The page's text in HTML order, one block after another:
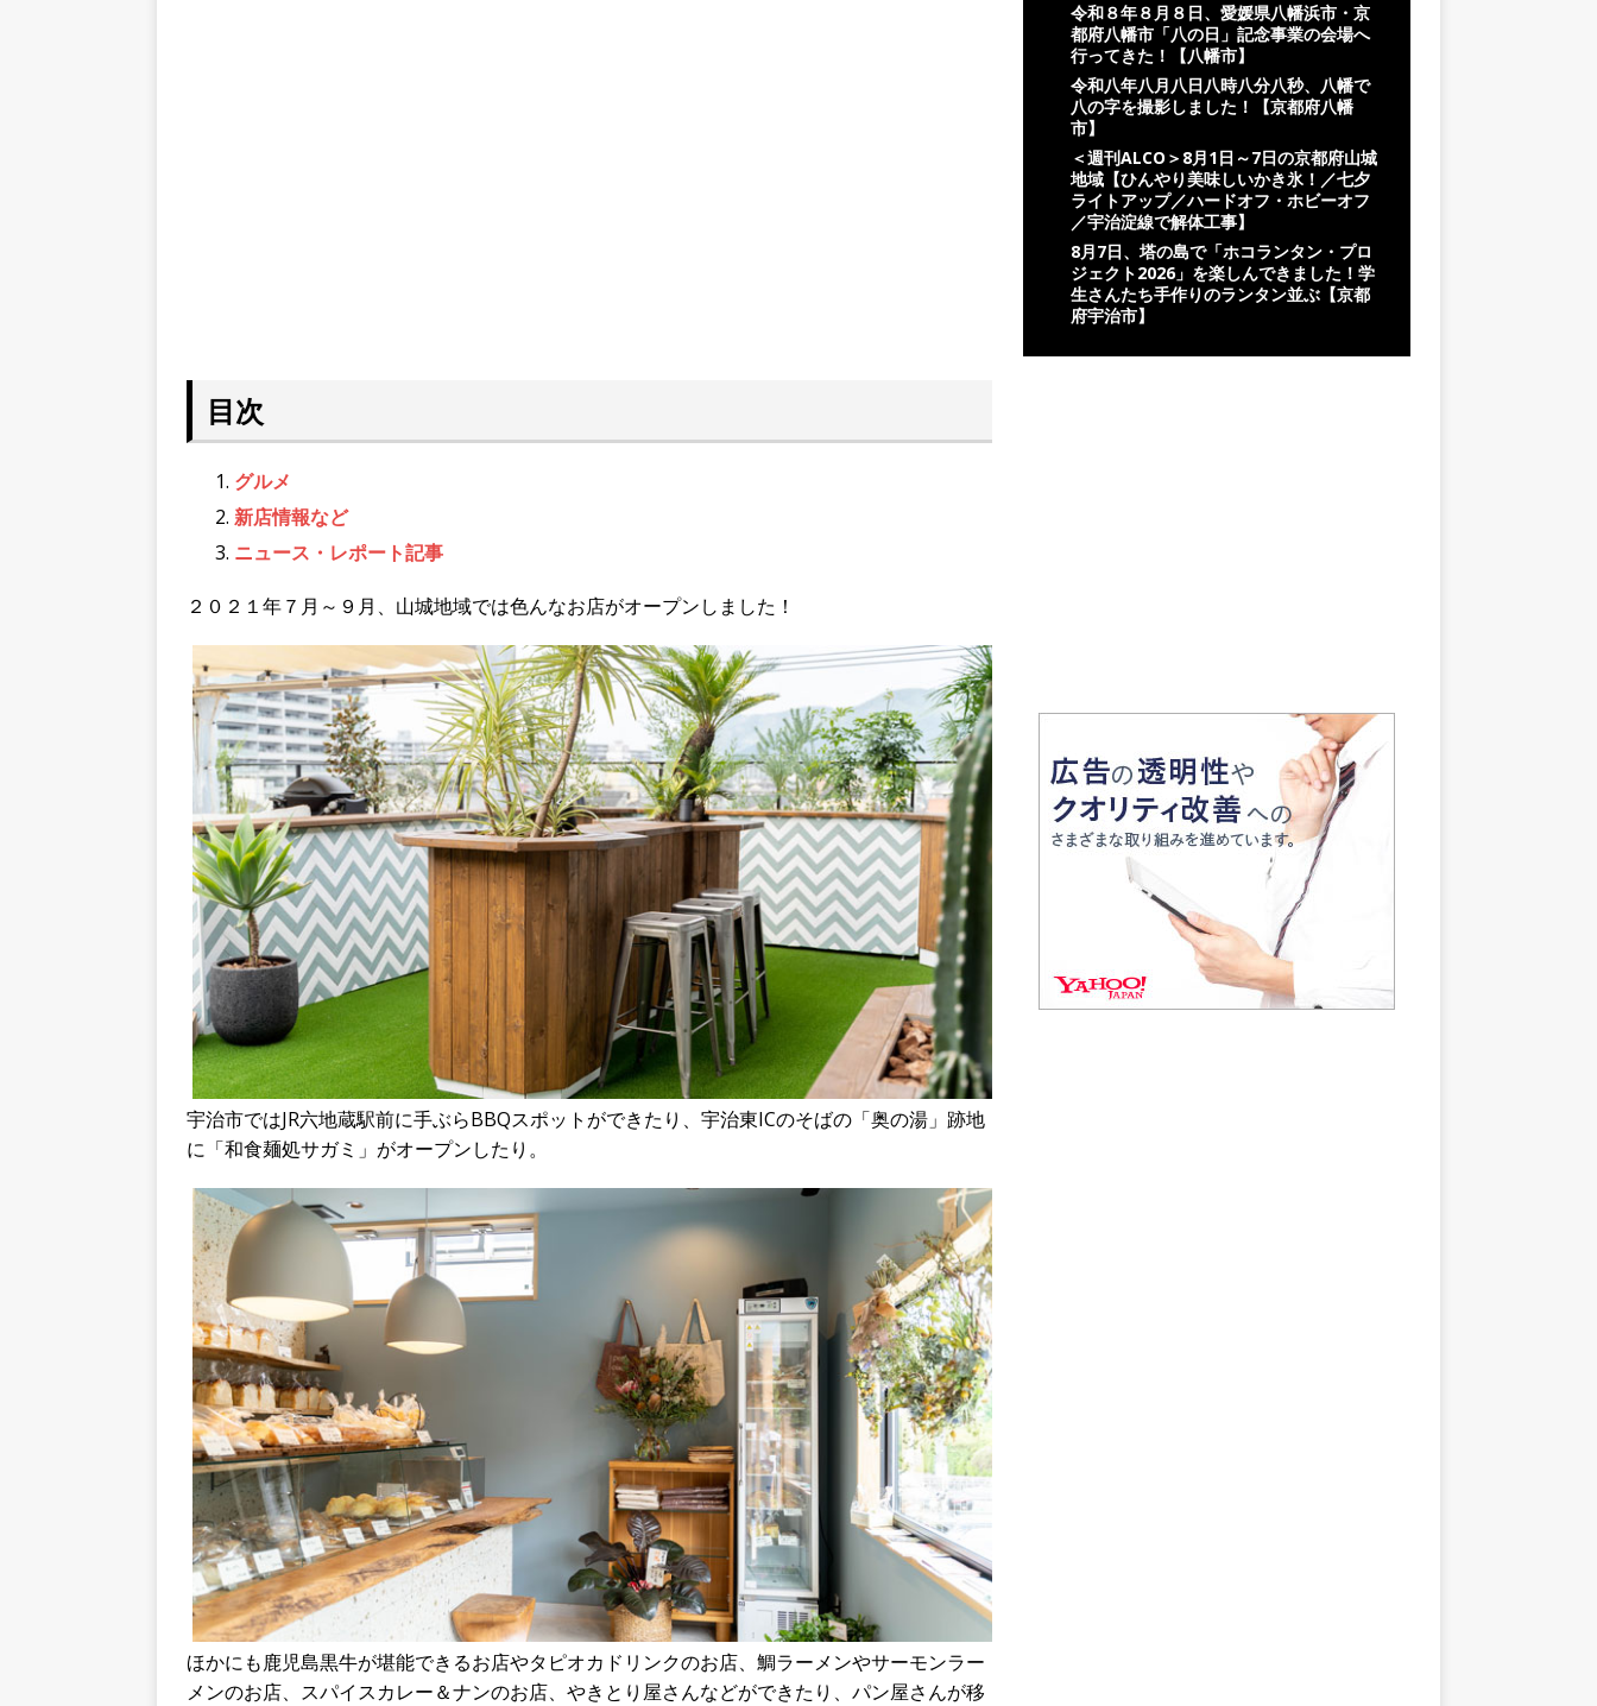
目次
グルメ
新店情報など
ニュース・レポート記事
２０２１年７月～９月、山城地域では色んなお店がオープンしました！
宇治市ではJR六地蔵駅前に手ぶらBBQスポットができたり、宇治東ICのそばの「奥の湯」跡地
に「和食麺処サガミ」がオープンしたり。
ほかにも鹿児島黒牛が堪能できるお店やタピオカドリンクのお店、鯛ラーメンやサーモンラー
メンのお店、スパイスカレー＆ナンのお店、やきとり屋さんなどができたり、パン屋さんが移
令和８年８月８日、愛媛県八幡浜市・京
都府八幡市「八の日」記念事業の会場へ
行ってきた！【八幡市】
令和八年八月八日八時八分八秒、八幡で
八の字を撮影しました！【京都府八幡
市】
＜週刊ALCO＞8月1日～7日の京都府山城
地域【ひんやり美味しいかき氷！／七夕
ライトアップ／ハードオフ・ホビーオフ
／宇治淀線で解体工事】
8月7日、塔の島で「ホコランタン・プロ
ジェクト2026」を楽しんできました！学
生さんたち手作りのランタン並ぶ【京都
府宇治市】